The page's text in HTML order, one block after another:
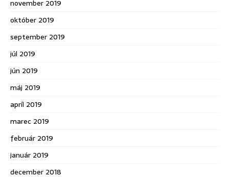
november 2019
október 2019
september 2019
júl 2019
jún 2019
máj 2019
apríl 2019
marec 2019
február 2019
január 2019
december 2018